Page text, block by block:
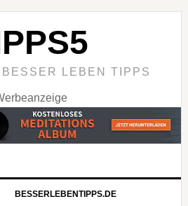
LEBEN TIPPS
BESSERLEBENTIPPS.DE